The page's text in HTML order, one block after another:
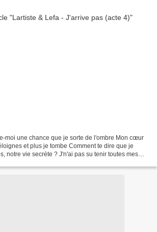
moi une chance que je sorte de l'ombre Mon cœur
et plus je tombe Comment te dire que je
notre vie secrète ? J'n'ai pas su tenir toutes mes